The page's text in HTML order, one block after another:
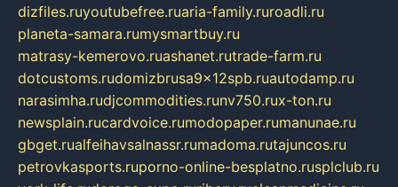
dizfiles.ruyoutubefree.ruaria-family.ruroadli.ru
planeta-samara.rumysmartbuy.ru
matrasy-kemerovo.ruashanet.rutrade-farm.ru
dotcustoms.rudomizbrusa9x12spb.ruautodamp.ru
narasimha.rudjcommodities.runv750.rux-ton.ru
newsplain.rucardvoice.rumodopaper.rumanunae.ru
gbget.rualfeihavsalnassr.rumadoma.rutajuncos.ru
petrovkasports.ruporno-online-besplatno.rusplclub.ru